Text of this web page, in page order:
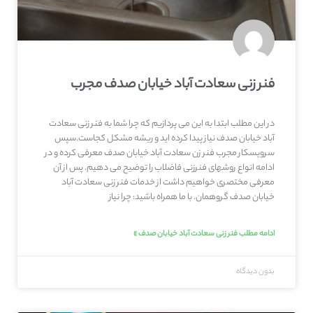
فنر زنی سعادت آباد خیابان صدف مجرب
در این مطلب ابتدا به این می پردازیم که چرا شما به فنر زنی سعادت
آباد خیابان صدف نیاز پیدا کرده اید و ریشه مشکل کجاست.سپس
سرویسکار مجرب فنر زن سعادت آباد خیابان صدف معرفی کرده و در
ادامه انواع روشهای فنرزنی فاضلاب را توضیح می دهیم. پس از آن
معرفی مختصری خواهیم داشت از خدمات فنر زنی سعادت آباد
خیابان صدف گروهمان. با ما همراه باشید: چرا نیاز
ادامه مطلب فنر زنی سعادت آباد خیابان صدف »
بدون دیدگاه